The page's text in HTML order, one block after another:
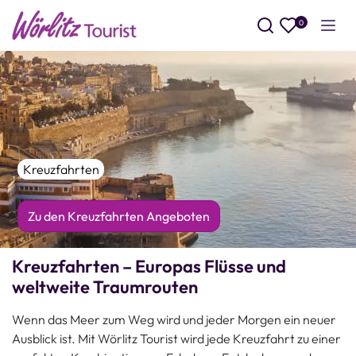
0
Kreuzfahrten
Zu den Kreuzfahrten Angeboten
Kreuzfahrten – Europas Flüsse und
weltweite Traumrouten
Wenn das Meer zum Weg wird und jeder Morgen ein neuer
Ausblick ist. Mit Wörlitz Tourist wird jede Kreuzfahrt zu einer